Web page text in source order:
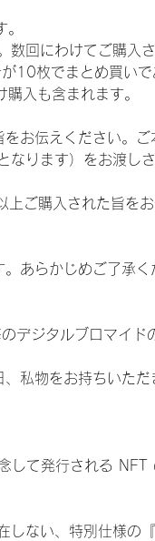
回にわけてご購入
10枚でまとめ買い
入も含まれます。
お伝えください。
ります）をお渡しさ
ご購入された旨を
あらかじめご了承く
デジタルブロマイド
私物をお持ちいた
て発行される NFT
しない、特別仕様の